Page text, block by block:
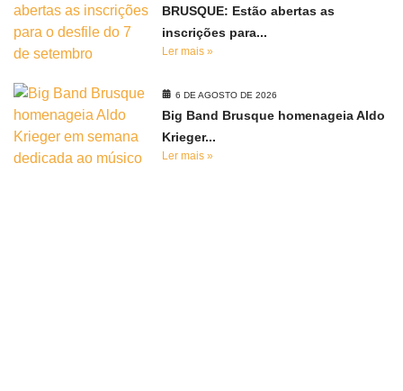
BRUSQUE: Estão abertas as
inscrições para...
Ler mais »
6 DE AGOSTO DE 2026
Big Band Brusque homenageia Aldo
Krieger...
Ler mais »